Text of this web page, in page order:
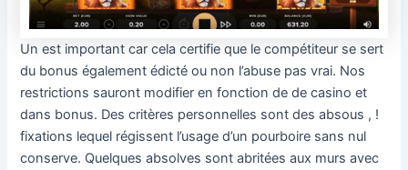
Un est important car cela certifie que le compétiteur se sert
du bonus également édicté ou non l’abuse pas vrai. Nos
restrictions sauront modifier en fonction de de casino et
dans bonus. Des critères personnelles sont des absous , !
fixations lequel régissent l’usage d’un pourboire sans nul
conserve. Quelques absolves sont abritées aux murs avec